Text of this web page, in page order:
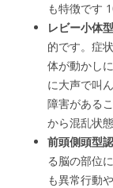
も特徴です
レビー小体
的です。症
体が動かし
に大声で叫
障害がある
から混乱状
前頭側頭型
る脳の部位
も異常行動